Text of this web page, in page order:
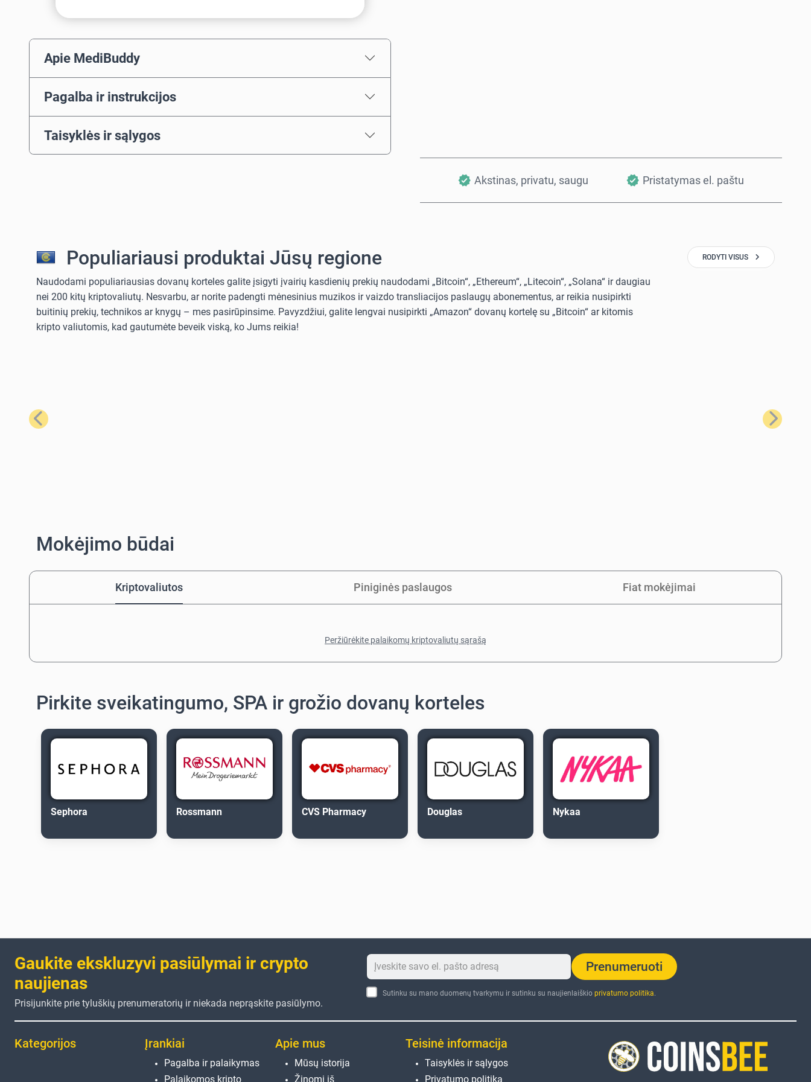
Apie MediBuddy
Pagalba ir instrukcijos
Taisyklės ir sąlygos
Akstinas, privatu, saugu Pristatymas el. paštu
Populiariausi produktai Jūsų regione
Naudodami populiariausias dovanų korteles galite įsigyti įvairių kasdienių prekių naudodami „Bitcoin“, „Ethereum“, „Litecoin“, „Solana“ ir daugiau
nei 200 kitų kriptovaliutų. Nesvarbu, ar norite padengti mėnesinius muzikos ir vaizdo transliacijos paslaugų abonementus, ar reikia nusipirkti
buitinių prekių, technikos ar knygų – mes pasirūpinsime. Pavyzdžiui, galite lengvai nusipirkti „Amazon“ dovanų kortelę su „Bitcoin“ ar kitomis
kripto valiutomis, kad gautumėte beveik viską, ko Jums reikia!
RODYTI VISUS
Ankstesnis Kitas
Mokėjimo būdai
Kriptovaliutos Piniginės paslaugos Fiat mokėjimai
Peržiūrėkite palaikomų kriptovaliutų sąrašą
Pirkite sveikatingumo, SPA ir grožio dovanų korteles
Sephora Rossmann CVS Pharmacy Douglas Nykaa
Gaukite ekskluzyvi pasiūlymai ir crypto
naujienas
Prisijunkite prie tyluškių prenumeratorių ir niekada neprąskite pasiūlymo.
Prenumeruoti
Sutinku su mano duomenų tvarkymu ir sutinku su naujienlaiškio privatumo politika.
Kategorijos Įrankiai
Pagalba ir palaikymas
Palaikomos kripto
Apie mus
Mūsų istorija
Žinomi iš
Teisinė informacija
Taisyklės ir sąlygos
Privatumo politika